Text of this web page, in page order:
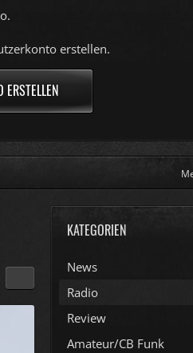
erstellen.
ERSTELLEN
KATEGORIEN
News
Radio
Review
Amateur/CB Funk